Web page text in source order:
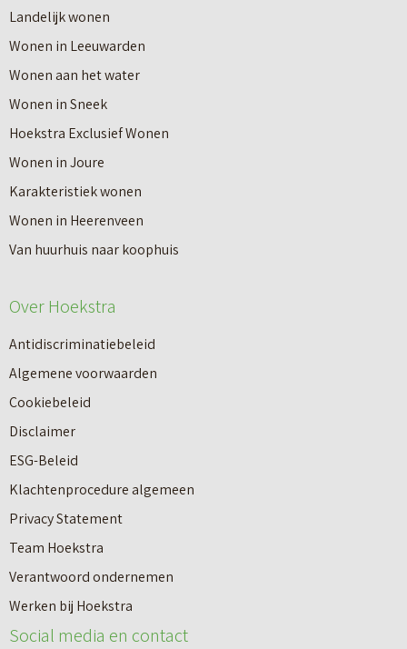
Nieuwbouw
Landelijk wonen
Wonen in Leeuwarden
Wonen aan het water
Wonen in Sneek
Hoekstra Exclusief Wonen
Wonen in Joure
Karakteristiek wonen
Wonen in Heerenveen
Van huurhuis naar koophuis
Over Hoekstra
Antidiscriminatiebeleid
Algemene voorwaarden
Cookiebeleid
Disclaimer
ESG-Beleid
Klachtenprocedure algemeen
Privacy Statement
Team Hoekstra
Verantwoord ondernemen
Werken bij Hoekstra
Social media en contact